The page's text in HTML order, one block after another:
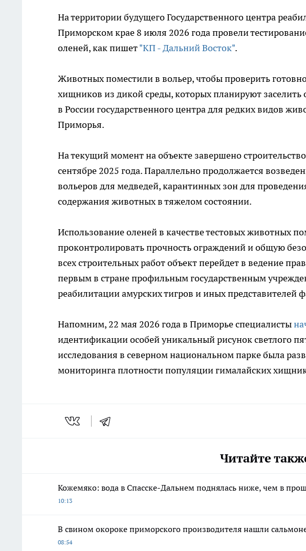
На территории будущего Государственного центра
Приморском крае 8 июля 2026 года провели
оленей, как пишет"КП - Дальний Восток".
Животных поместили в вольер, чтобы проверить
хищников из дикой среды, которых планируют заселить
в России государственного центра для редких видов
Приморья.
На текущий момент на объекте завершено
сентябре 2025 года. Параллельно продолжается
вольеров для медведей, карантинных зон для
содержания животных в тяжелом состоянии.
Использование оленей в качестве тестовых животных
проконтролировать прочность ограждений и общую
всех строительных работ объект перейдет в ведение
первым в стране профильным государственным
реабилитации амурских тигров и иных представителей
Напомним, 22 мая 2026 года в Приморье специалисты
идентификации особей уникальный рисунок светлого
исследования в северном национальном парке была
мониторинга плотности популяции гималайских
Читайте
Кожемяко: вода в Спасске-Дальнем поднялась ниже, чем в
10:13
В свином окороке приморского производителя нашли
08:54